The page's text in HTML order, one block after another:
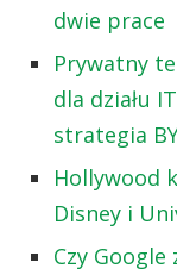
dwie prace
Prywatny
dla działu
strategia
Hollywood
Disney i
Czy